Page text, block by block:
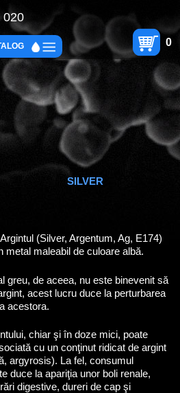
020
0
SILVER
Argintul (Silver, Argentum, Ag, E174)
metal maleabil de culoare albă.
greu, de aceea, nu este binevenit să
acest lucru duce la perturbarea
acestora.
chiar şi în doze mici, poate
cu un conţinut ridicat de argint
argyrosis). La fel, consumul
duce la apariţia unor boli renale,
digestive, dureri de cap şi